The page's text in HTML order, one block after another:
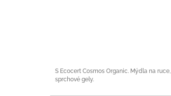
S Ecocert Cosmos Organic. Mýdla na ruce,
sprchové gely.